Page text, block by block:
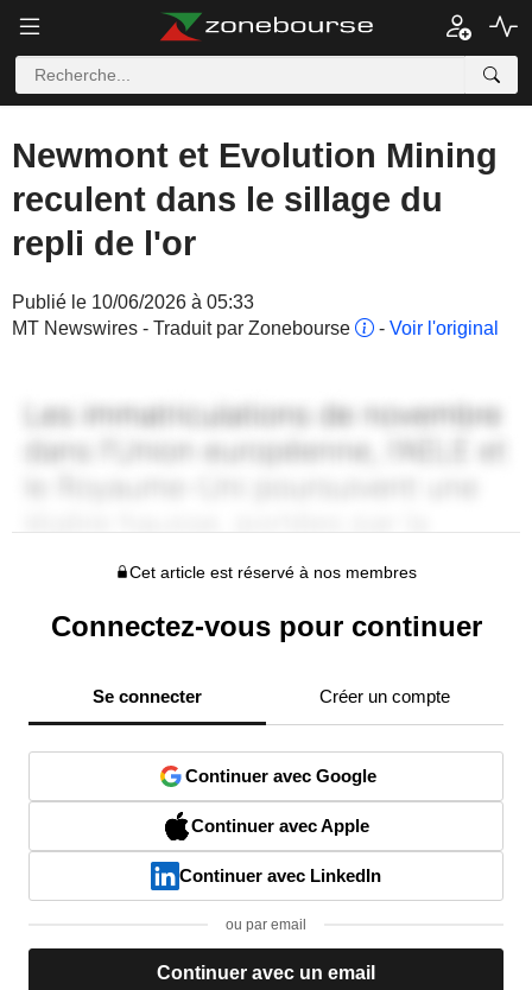
Newmont et Evolution Mining
reculent dans le sillage du
repli de l'or
Publié le 10/06/2026 à 05:33
MT Newswires - Traduit par Zonebourse
- Voir l'original
Cet article est réservé à nos membres
Connectez-vous pour continuer
Se connecter Créer un compte
Continuer avec Google
Continuer avec Apple
Continuer avec LinkedIn
ou par email
Continuer avec un email